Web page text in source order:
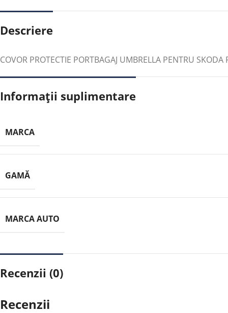
Descriere
COVOR PROTECTIE PORTBAGAJ UMBRELLA PENTRU
Informații suplimentare
MARCA
GAMĂ
MARCA AUTO
Recenzii (0)
Recenzii